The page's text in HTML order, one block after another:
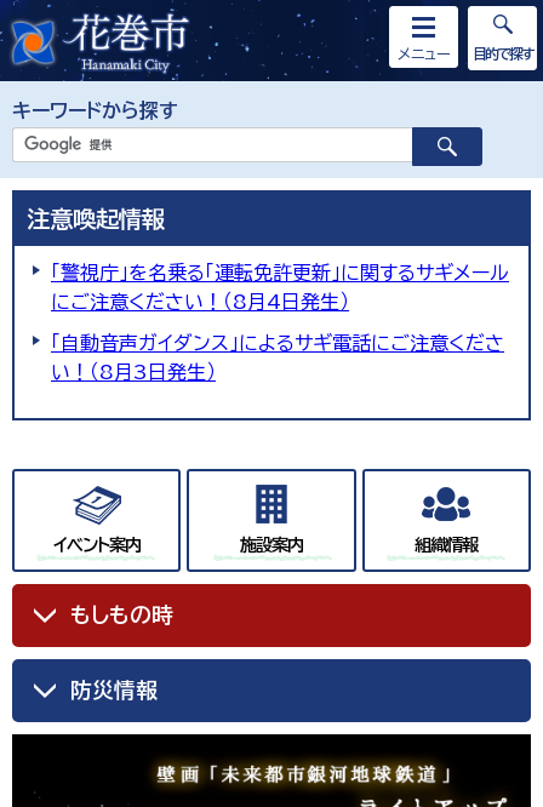
メニュー
キーワードから探す
目的で探す
注意喚起情報
「警視庁」を名乗る「運転免許更新」に関するサギメール
にご注意ください！（8月4日発生）
「自動音声ガイダンス」によるサギ電話にご注意くださ
い！（8月3日発生）
イベント案内 施設案内 組織情報
もしもの時
防災情報